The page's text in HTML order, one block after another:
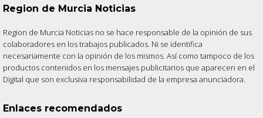
Region de Murcia Noticias
Region de Murcia Noticias no se hace responsable de la opinión de sus
colaboradores en los trabajos publicados. Ni se identifica
necesariamente con la opinión de los mismos. Así como tampoco de los
productos contenidos en los mensajes publicitarios que aparecen en el
Digital que son exclusiva responsabilidad de la empresa anunciadora.
Enlaces recomendados